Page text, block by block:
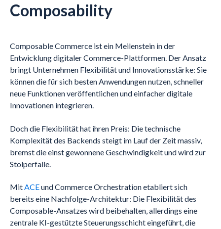
Composability
Composable Commerce ist ein Meilenstein in der
Entwicklung digitaler Commerce-Plattformen. Der Ansatz
bringt Unternehmen Flexibilität und Innovationsstärke: Sie
können die für sich besten Anwendungen nutzen, schneller
neue Funktionen veröffentlichen und einfacher digitale
Innovationen integrieren.
Doch die Flexibilität hat ihren Preis: Die technische
Komplexität des Backends steigt im Lauf der Zeit massiv,
bremst die einst gewonnene Geschwindigkeit und wird zur
Stolperfalle.
MitACEund Commerce Orchestration etabliert sich
bereits eine Nachfolge-Architektur: Die Flexibilität des
Composable-Ansatzes wird beibehalten, allerdings eine
zentrale KI-gestützte Steuerungsschicht eingeführt, die